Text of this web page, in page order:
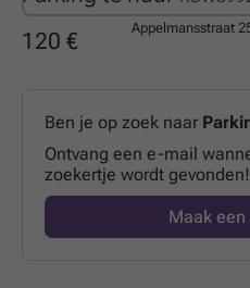
120 €
Appelmansstraat
Ben je op zoek naar
Ontvang een e-mail
zoekertje wordt gevonden!
Maak